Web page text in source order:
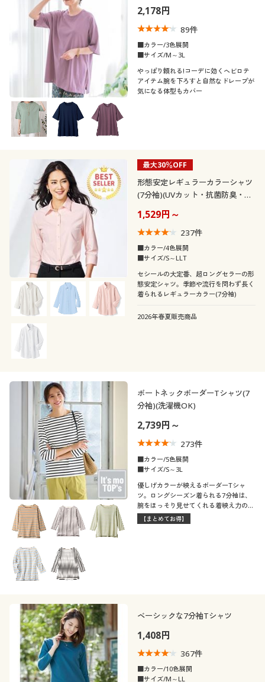
閉じる
2,178円
89件
■カラー/3色展開
■サイズ/M～3L
やっぱり頼れる!コーデに効くヘビロテ
アイテム腕を下ろすと自然なドレープが
気になる体型もカバー
最大30％OFF
形態安定レギュラーカラーシャツ
(7分袖)(UVカット・抗菌防臭・洗
1,529円～
237件
■カラー/4色展開
■サイズ/S～LLT
セシールの大定番、超ロングセラーの形
態安定シャツ。季節や流行を問わず長く
着られるレギュラーカラー(7分袖)
2026年春夏販売商品
ボートネックボーダーTシャツ(7
分袖)(洗濯機OK)
2,739円～
273件
■カラー/5色展開
■サイズ/S～3L
優しげカラーが映えるボーダーTシャ
ツ。ロングシーズン着られる7分袖は、
腕をほっそり見せてくれる着映え力の高
いアイテムです。
【まとめてお得】
ベーシックな7分袖Tシャツ
1,408円
367件
■カラー/10色展開
■サイズ/M～LL